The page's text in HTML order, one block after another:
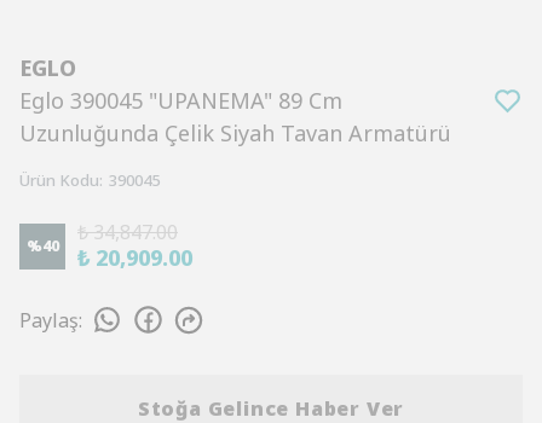
EGLO
Eglo 390045 "UPANEMA" 89 Cm
Uzunluğunda Çelik Siyah Tavan Armatürü
Ürün Kodu: 390045
%40
₺ 34,847.00
₺ 20,909.00
Paylaş:
Stoğa Gelince Haber Ver